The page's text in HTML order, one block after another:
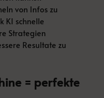
von Infos zu
KI schnelle
Strategien
Resultate zu
= perfekte